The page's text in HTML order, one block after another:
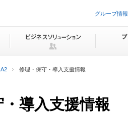
ビ
ョ
ッ
プ
グループ情報
修理・保守・導入支援情報
導入支援情報